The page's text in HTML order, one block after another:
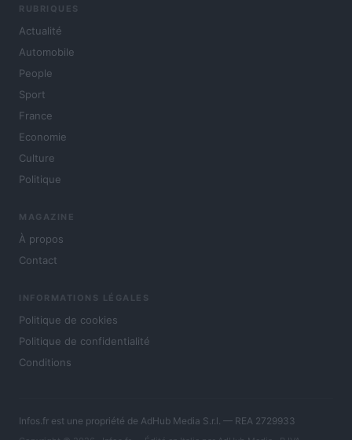
RUBRIQUES
Actualité
Automobile
People
Sport
France
Economie
Culture
Politique
MAGAZINE
À propos
Contact
INFORMATIONS LÉGALES
Politique de cookies
Politique de confidentialité
Conditions
Infos.fr est une propriété de AdHub Media S.r.l. — REA 2729933